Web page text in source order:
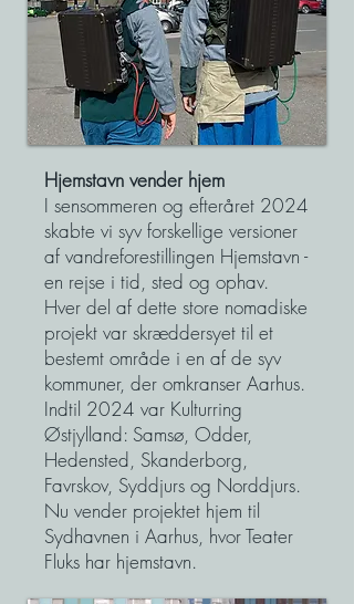
Hjemstavn vender hjem
I sensommeren og efteråret 2024
skabte vi syv forskellige versioner
af vandreforestillingen Hjemstavn -
en rejse i tid, sted og ophav.
Hver del af dette store nomadiske
projekt var skræddersyet til et
bestemt område i en af de syv
kommuner, der omkranser Aarhus.
Indtil 2024 var Kulturring
Østjylland: Samsø, Odder,
Hedensted, Skanderborg,
Favrskov, Syddjurs og Norddjurs.
Nu vender projektet hjem til
Sydhavnen i Aarhus, hvor Teater
Fluks har hjemstavn.